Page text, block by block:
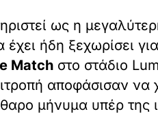
ως η
ήδη ξεχωρίσει
Match στο στάδιο
αποφάσισαν
μήνυμα υπέρ της